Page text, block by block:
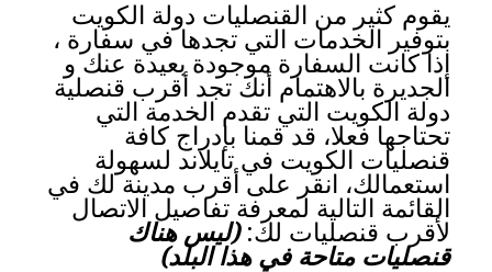
يقوم كثير من القنصليات دولة الكويت
بتوفير الخدمات التي تجدها في سفارة ،
إذا كانت السفارة موجودة بعيدة عنك و
الجديرة بالاهتمام أنك تجد أقرب قنصلية
دولة الكويت التي تقدم الخدمة التي
تحتاجها فعلا، قد قمنا بإدراج كافة
قنصليات الكويت في تايلاند لسهولة
استعمالك، انقر على أقرب مدينة لك في
القائمة التالية لمعرفة تفاصيل الاتصال
لأقرب قنصليات لك:(ليس هناك
قنصليات متاحة في هذا البلد)